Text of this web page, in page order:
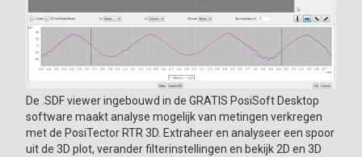
De .SDF viewer ingebouwd in de GRATIS PosiSoft Desktop
software maakt analyse mogelijk van metingen verkregen
met de PosiTector RTR 3D. Extraheer en analyseer een spoor
uit de 3D plot, verander filterinstellingen en bekijk 2D en 3D